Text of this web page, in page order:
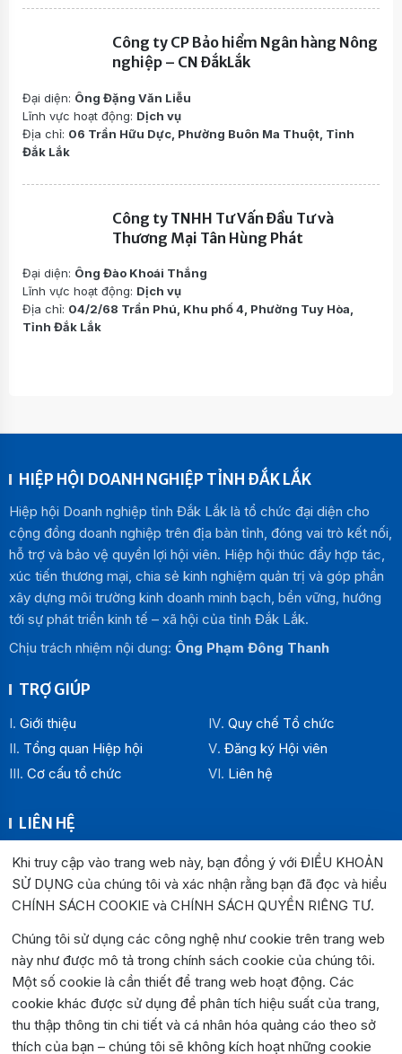
Công ty CP Bảo hiểm Ngân hàng Nông
nghiệp – CN ĐắkLắk
Đại diện: Ông Đặng Văn Liễu
Lĩnh vực hoạt động: Dịch vụ
Địa chỉ: 06 Trần Hữu Dực, Phường Buôn Ma Thuột, Tỉnh
Đắk Lắk
Công ty TNHH Tư Vấn Đầu Tư và
Thương Mại Tân Hùng Phát
Đại diện: Ông Đào Khoái Thắng
Lĩnh vực hoạt động: Dịch vụ
Địa chỉ: 04/2/68 Trần Phú, Khu phố 4, Phường Tuy Hòa,
Tỉnh Đắk Lắk
HIỆP HỘI DOANH NGHIỆP TỈNH ĐẮK LẮK
Hiệp hội Doanh nghiệp tỉnh Đắk Lắk là tổ chức đại diện cho
cộng đồng doanh nghiệp trên địa bàn tỉnh, đóng vai trò kết nối,
hỗ trợ và bảo vệ quyền lợi hội viên. Hiệp hội thúc đẩy hợp tác,
xúc tiến thương mại, chia sẻ kinh nghiệm quản trị và góp phần
xây dựng môi trường kinh doanh minh bạch, bền vững, hướng
tới sự phát triển kinh tế – xã hội của tỉnh Đắk Lắk.
Chịu trách nhiệm nội dung: Ông Phạm Đông Thanh
TRỢ GIÚP
Giới thiệu
Tổng quan Hiệp hội
Cơ cấu tổ chức
Quy chế Tổ chức
Đăng ký Hội viên
Liên hệ
LIÊN HỆ
Địa chỉ:
Văn phòng Hiệp hội Doanh nghiệp tỉnh Đắk Lắk: Số 33
Trường Chinh , P. Buôn Ma Thuột, tỉnh Đắk Lắk
Tuy Hòa, tỉnh Đắk Lắk
Hotline: 0262.3825999
0262.3827999
Email: hiephoidoanhnghiepdaklak@gmail.com
Website: https://hiephoidoanhnghiepdaklak.org
Bản đồ: https://maps.app.goo.gl/jYirzGGrLPUqLgvS9
Khi truy cập vào trang web này, bạn đồng ý với ĐIỀU KHOẢN
SỬ DỤNG của chúng tôi và xác nhận rằng bạn đã đọc và hiểu
CHÍNH SÁCH COOKIE và CHÍNH SÁCH QUYỀN RIÊNG TƯ.
Chúng tôi sử dụng các công nghệ như cookie trên trang web
này như được mô tả trong chính sách cookie của chúng tôi.
Một số cookie là cần thiết để trang web hoạt động. Các
cookie khác được sử dụng để phân tích hiệu suất của trang,
thu thập thông tin chi tiết và cá nhân hóa quảng cáo theo sở
thích của bạn – chúng tôi sẽ không kích hoạt những cookie